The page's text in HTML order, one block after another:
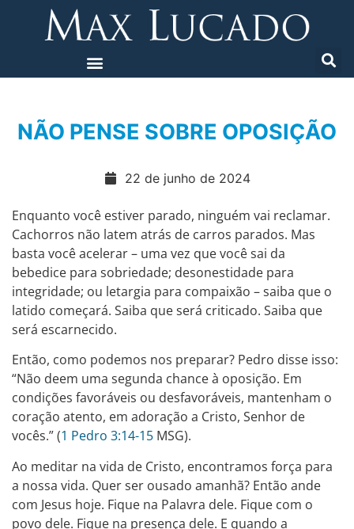
NÃO PENSE SOBRE OPOSIÇÃO
22 de junho de 2024
Enquanto você estiver parado, ninguém vai reclamar.
Cachorros não latem atrás de carros parados. Mas
basta você acelerar – uma vez que você sai da
bebedice para sobriedade; desonestidade para
integridade; ou letargia para compaixão – saiba que o
latido começará. Saiba que será criticado. Saiba que
será escarnecido.
Então, como podemos nos preparar? Pedro disse isso:
“Não deem uma segunda chance à oposição. Em
condições favoráveis ou desfavoráveis, mantenham o
coração atento, em adoração a Cristo, Senhor de
vocês.” (1 Pedro 3:14-15 MSG).
Ao meditar na vida de Cristo, encontramos força para
a nossa vida. Quer ser ousado amanhã? Então ande
com Jesus hoje. Fique na Palavra dele. Fique com o
povo dele. Fique na presença dele. E quando a